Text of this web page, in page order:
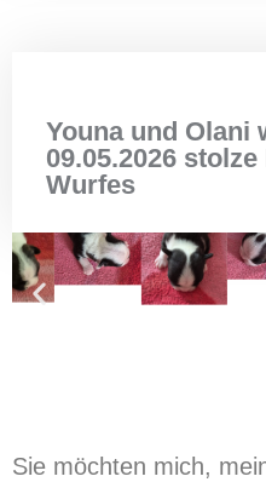
Youna und Olani
09.05.2026
Wurfes
Sie möchten mich,